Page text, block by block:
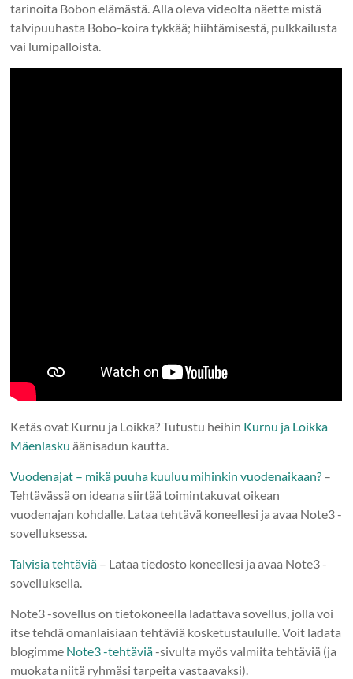
tarinoita Bobon elämästä. Alla oleva videolta näette mistä
talvipuuhasta Bobo-koira tykkää; hiihtämisestä, pulkkailusta
vai lumipalloista.
Ketäs ovat Kurnu ja Loikka? Tutustu heihin Kurnu ja Loikka
Mäenlasku äänisadun kautta.
Vuodenajat – mikä puuha kuuluu mihinkin vuodenaikaan? –
Tehtävässä on ideana siirtää toimintakuvat oikean
vuodenajan kohdalle. Lataa tehtävä koneellesi ja avaa Note3 -
sovelluksessa.
Talvisia tehtäviä – Lataa tiedosto koneellesi ja avaa Note3 -
sovelluksella.
Note3 -sovellus on tietokoneella ladattava sovellus, jolla voi
itse tehdä omanlaisiaan tehtäviä kosketustaululle. Voit ladata
blogimme Note3 -tehtäviä-sivulta myös valmiita tehtäviä (ja
muokata niitä ryhmäsi tarpeita vastaavaksi).